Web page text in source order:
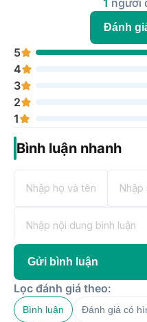
Đánh
5
4
3
2
1
Bình luận nhanh
Gửi bình luận
Lọc đánh giá theo:
Bình luận Đánh giá có